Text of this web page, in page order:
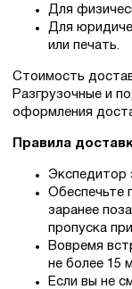
Для
Для
или печать.
Стоимость
Разгрузочные и
оформления
Правила
Экспедитор
Обеспечьте
заранее
пропуска
Вовремя
не более 15
Если вы не